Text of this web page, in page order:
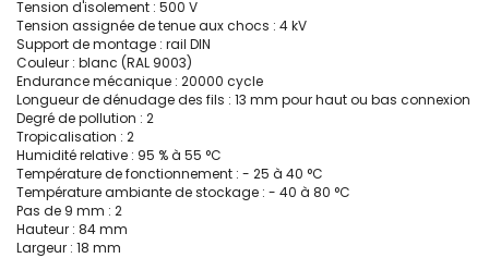
Tension d'isolement : 500 V
Tension assignée de tenue aux chocs : 4 kV
Support de montage : rail DIN
Couleur : blanc (RAL 9003)
Endurance mécanique : 20000 cycle
Longueur de dénudage des fils : 13 mm pour haut ou bas connexion
Degré de pollution : 2
Tropicalisation : 2
Humidité relative : 95 % à 55 °C
Température de fonctionnement : - 25 à 40 °C
Température ambiante de stockage : - 40 à 80 °C
Pas de 9 mm : 2
Hauteur : 84 mm
Largeur : 18 mm